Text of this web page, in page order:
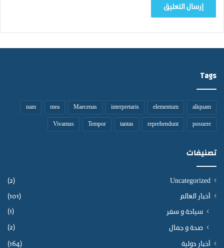
Tags
aliquam
elementum
interpretaris
Maecenas
mea
nam
posuere
reprehendunt
tantas
Tempor
Vivamus
تصنيفات
Uncategorized
(2)
أخبار العالم (101)
سياحة و سفر (1)
صحة و جمال (2)
أخبار دولية (164)